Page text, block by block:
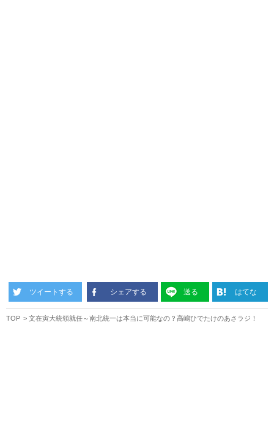
ツイートする シェアする 送る はてな
TOP 文在寅大統領就任～南北統一は本当に可能なの？高嶋ひでたけのあさラジ！